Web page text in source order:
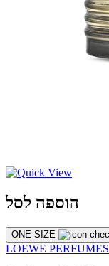
הוספה לסל
ONE SIZE
LOEWE PERFUMES